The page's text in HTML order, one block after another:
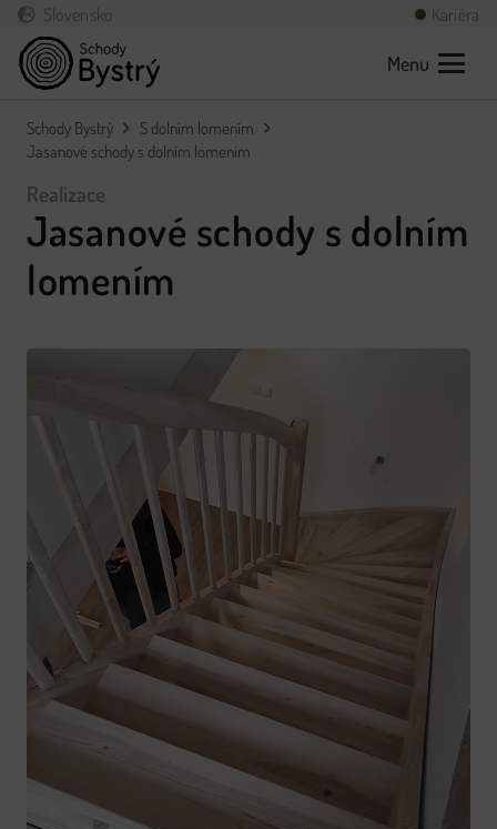
Slovensko Kariéra
Menu
Schody Bystrý
S dolním lomením
Jasanové schody s dolním lomením
Realizace
Jasanové schody s dolním
lomením